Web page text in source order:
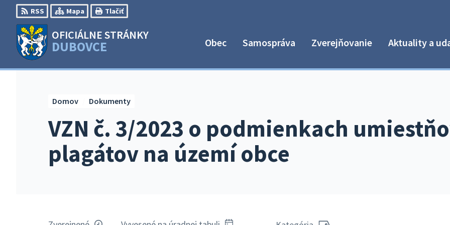
Preskočiť
na
obsah
RSS Mapa Tlačiť
OFICIÁLNE STRÁNKY
DUBOVCE Obec Samospráva Zverejňovanie Aktuality a
VZN č. 3/2023 o podmienkach
plagátov na území obce
Domov Dokumenty